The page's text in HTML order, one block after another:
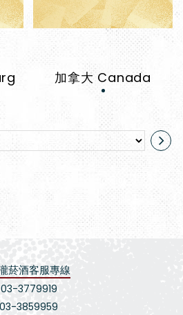
加拿大 Canada
菸酒客服專線
03-3779919
03-3859959